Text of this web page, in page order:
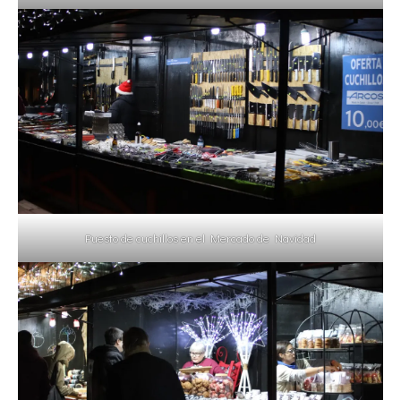
Puesto de cuchillos en el Mercado de Navidad